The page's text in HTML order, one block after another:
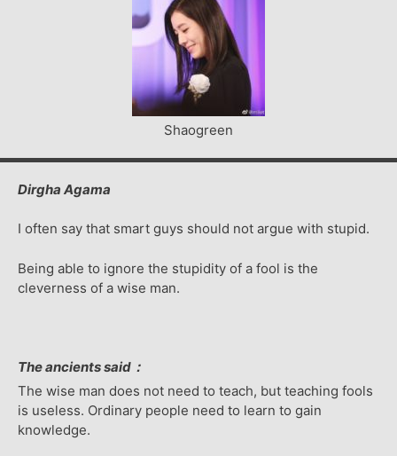
Shaogreen
Dirgha Agama
I often say that smart guys should not argue with stupid.
Being able to ignore the stupidity of a fool is the
cleverness of a wise man.
The ancients said：
The wise man does not need to teach, but teaching fools
is useless. Ordinary people need to learn to gain
knowledge.